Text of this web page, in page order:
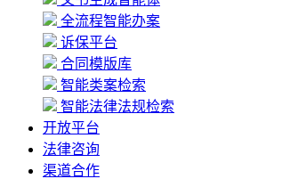
全流程智能办案
诉保平台
合同模版库
智能类案检索
智能法律法规检索
开放平台
法律咨询
渠道合作